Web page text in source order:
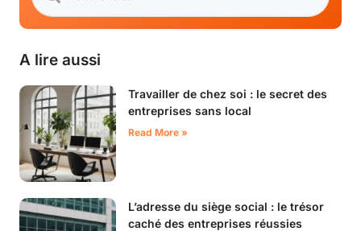
A lire aussi
Travailler de chez soi : le secret des
entreprises sans local
Read More »
L’adresse du siège social : le trésor
caché des entreprises réussies